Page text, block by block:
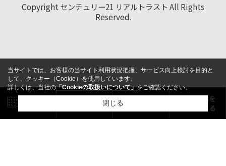
Copyright センチュリー21 リアルトラスト All Rights
Reserved.
当サイトでは、お客様の当サイト利用状況把握、サービス向上検討を目的と
して、クッキー（Cookie）を使用しています。
詳しくは、当社の「Cookieの取扱いについて」をご確認ください。
閉じる